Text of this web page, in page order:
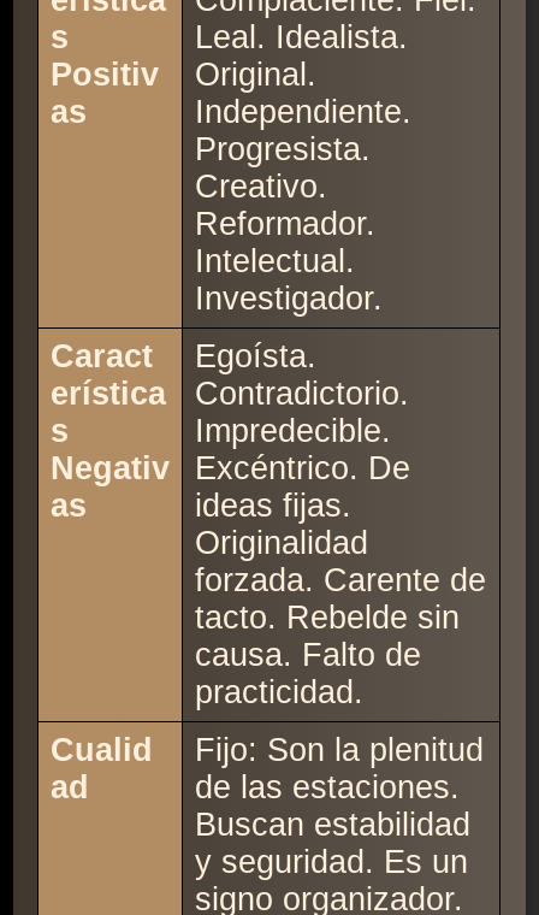
s
Positiv
as
Leal. Idealista.
Original.
Independiente.
Progresista.
Creativo.
Reformador.
Intelectual.
Investigador.
Caract
erística
s
Negativ
as
Egoísta.
Contradictorio.
Impredecible.
Excéntrico. De
ideas fijas.
Originalidad
forzada. Carente de
tacto. Rebelde sin
causa. Falto de
practicidad.
Cualid
ad
Fijo: Son la plenitud
de las estaciones.
Buscan estabilidad
y seguridad. Es un
signo organizador.